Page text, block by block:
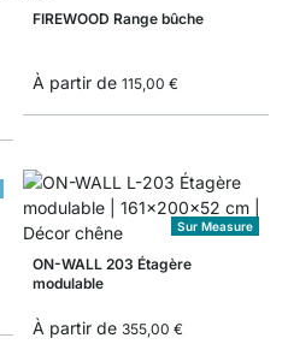
FIREWOOD Range bûche
À partir de 115,00 €
Sur Measure
ON-WALL 203 Étagère
modulable
À partir de 355,00 €